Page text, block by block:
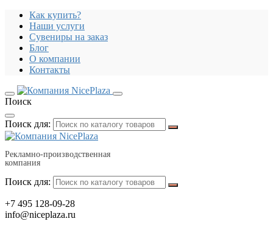
Как купить?
Наши услуги
Сувениры на заказ
Блог
О компании
Контакты
Поиск
Поиск для:
Рекламно-производственная
компания
Поиск для:
+7 495 128-09-28
info@niceplaza.ru